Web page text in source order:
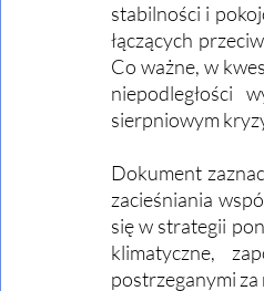
stabilności i
łączących
Co ważne, w
niepodległości
sierpniowym
Dokument
zacieśniania
się w strategii
klimatyczne,
postrzeganymi